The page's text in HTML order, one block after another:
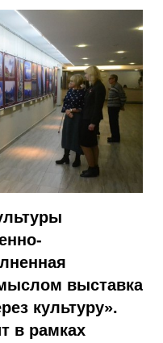
выставка
культуру».
в рамках